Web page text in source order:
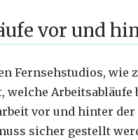
vor und
Fernsehstudios, wie
Arbeitsabläufe
vor und hinter
sicher gestellt